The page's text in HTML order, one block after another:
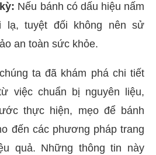
Nếu bánh có dấu hiệu nấm
lạ, tuyệt đối không nên sử
an toàn sức khỏe.
ta đã khám phá chi tiết
việc chuẩn bị nguyên liệu,
thực hiện, mẹo để bánh
đến các phương pháp trang
quả. Những thông tin này